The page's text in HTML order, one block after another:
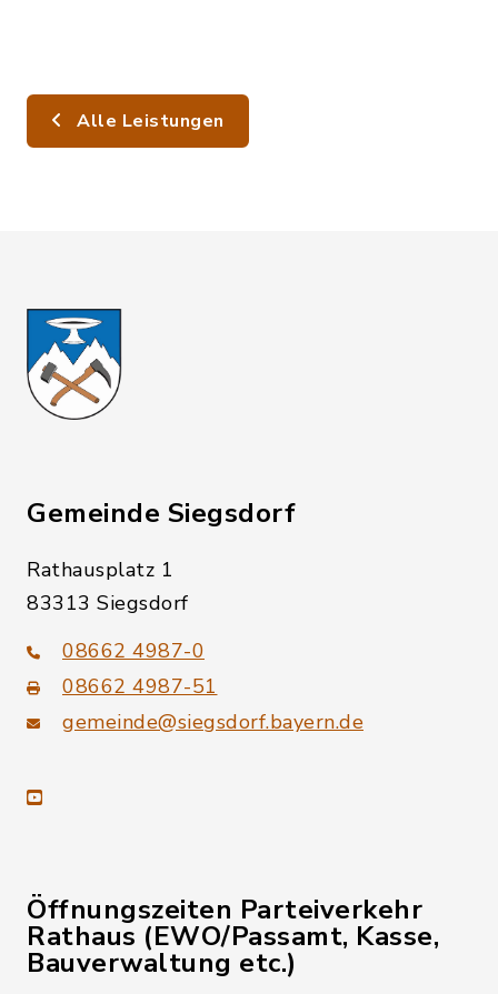
Alle Leistungen
Gemeinde Siegsdorf
Rathausplatz 1
83313 Siegsdorf
08662 4987-0
08662 4987-51
gemeinde@siegsdorf.bayern.de
youtube
Öffnungszeiten Parteiverkehr
Rathaus (EWO/Passamt, Kasse,
Bauverwaltung etc.)